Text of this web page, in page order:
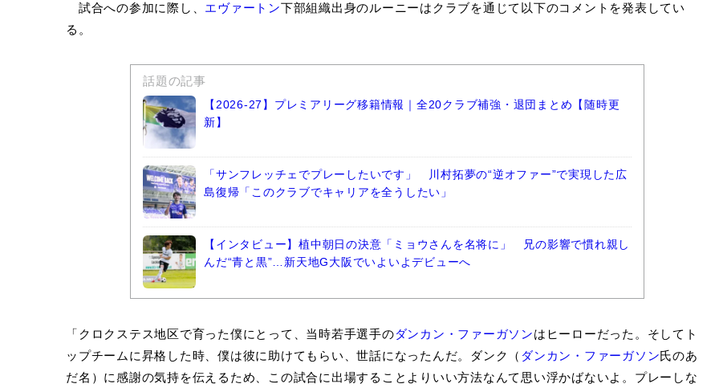
試合への参加に際し、 エヴァートン下部組織出身のルーニーはクラブを通じて以下のコメントを発表してい
る。
話題の記事
【2026-27】プレミアリーグ移籍情報｜全20クラブ補強・退団まとめ【随時更
新】
「サンフレッチェでプレーしたいです」 川村拓夢の“逆オファー”で実現した広
島復帰「このクラブでキャリアを全うしたい」
【インタビュー】植中朝日の決意「ミョウさんを名将に」 兄の影響で慣れ親し
んだ“青と黒”…新天地G大阪でいよいよデビューへ
「クロクステス地区で育った僕にとって、当時若手選手のダンカン・ファーガソンはヒーローだった。そしてト
ップチームに昇格した時、僕は彼に助けてもらい、世話になったんだ。ダンク（ ダンカン・ファーガソン氏のあ
だ名）に感謝の気持を伝えるため、この試合に出場することよりいい方法なんて思い浮かばないよ。プレーしな